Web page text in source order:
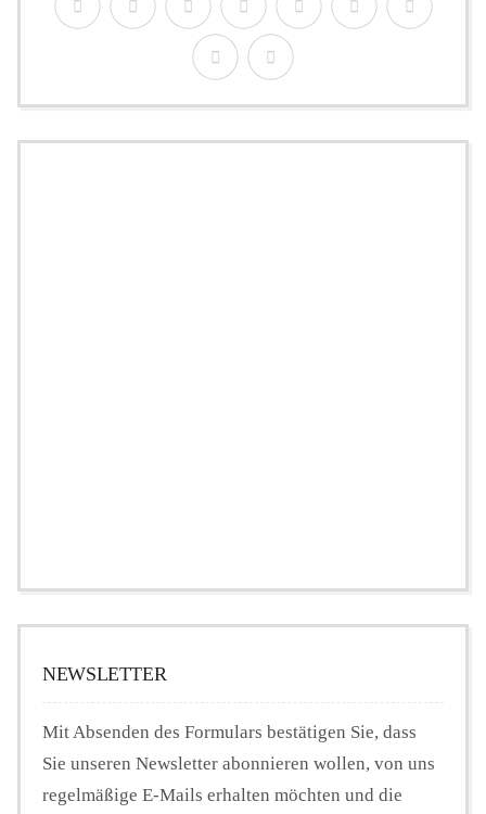
NEWSLETTER
Mit Absenden des Formulars bestätigen Sie, dass
Sie unseren Newsletter abonnieren wollen, von uns
regelmäßige E-Mails erhalten möchten und die